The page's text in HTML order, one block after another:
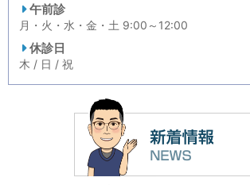
午前診
月・火・水・金・土 9:00～12:00
休診日
木 / 日 / 祝